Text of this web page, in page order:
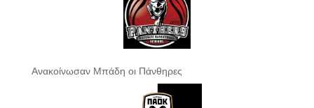
Ανακοίνωσαν Μπάδη οι Πάνθηρες